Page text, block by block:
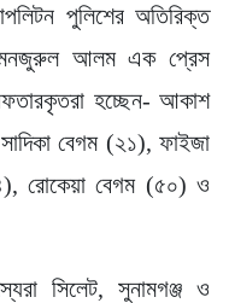
পুলিশের অতিরিক্ত
মনজুরুল আলম এক প্রেস
হচ্ছেন- আকাশ
বেগম (২১), ফাইজা
রোকেয়া বেগম (৫০) ও
সিলেট, সুনামগঞ্জ ও